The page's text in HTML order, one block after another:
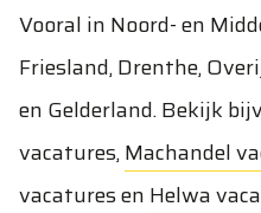
Vooral in Noord- en
Friesland, Drenthe,
en Gelderland. Bekijk
vacatures,Machandel
vacaturesen Helwa